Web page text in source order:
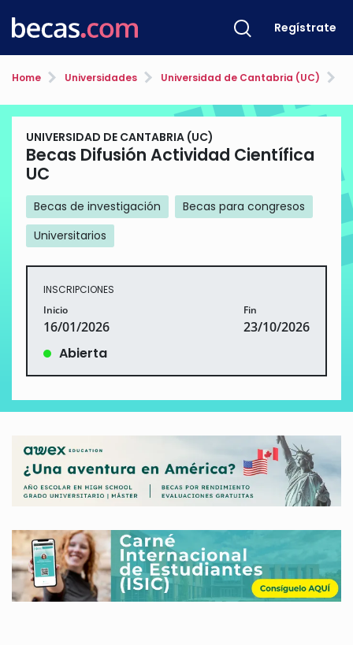
Regístrate
Home Universidades Universidad de Cantabria (UC)
UNIVERSIDAD DE CANTABRIA (UC)
Becas Difusión Actividad Científica
UC
Becas de investigación
Becas para congresos
Universitarios
INSCRIPCIONES
Inicio
16/01/2026
Fin
23/10/2026
Abierta